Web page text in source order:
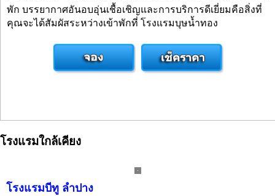
พัก บรรยากาศอันอบอุ่นเชื้อเชิญและการบริการดีเยี่ยมคือสิ่งที่
คุณจะได้สัมผัสระหว่างเข้าพักที่ โรงแรมบุษน้ำทอง
โรงแรมใกล้เคียง
โรงแรมบีทู ลำปาง